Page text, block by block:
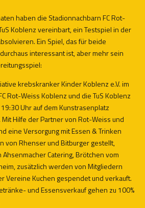
haben die Stadionnachbarn FC Rot-
Koblenz vereinbart, ein Testspiel in der
Ein Spiel, das für beide
interessant ist, aber mehr sein
krebskranker Kinder Koblenz e.V. im
Rot-Weiss Koblenz und die TuS Koblenz
Uhr auf dem Kunstrasenplatz
Hilfe der Partner von Rot-Weiss und
eine Versorgung mit Essen & Trinken
von Rhenser und Bitburger gestellt,
Catering, Brötchen vom
zusätzlich werden von Mitgliedern
Vereine Kuchen gespendet und verkauft.
und Essensverkauf gehen zu 100%